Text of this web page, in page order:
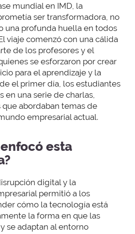
mundial en IMD, la
ser transformadora, no
una profunda huella en todos
viaje comenzó con una cálida
de los profesores y el
se esforzaron por crear
para el aprendizaje y la
el primer día, los estudiantes
en una serie de charlas,
abordaban temas de
empresarial actual.
esta
digital y la
permitió a los
cómo la tecnología está
la forma en que las
se adaptan al entorno